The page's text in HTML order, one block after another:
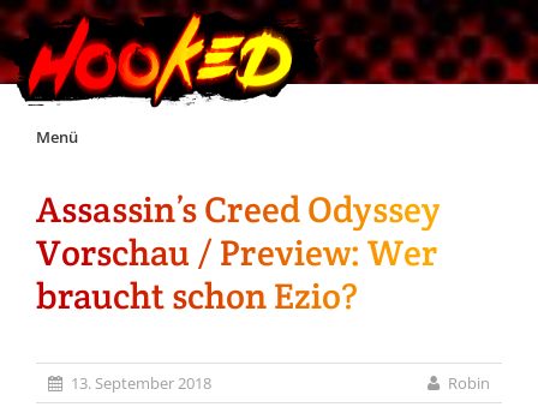
Skip
Menü
Unterstützt Hooked!
Exklusiv für Supporter*innen
Assassin’s Creed Odyssey
Vorschau / Preview: Wer
braucht schon Ezio?
13. September 2018 Robin